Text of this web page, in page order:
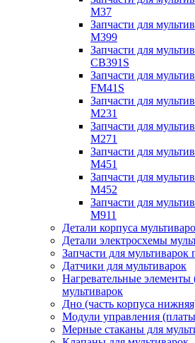
M37
Запчасти для
M399
Запчасти для
CB391S
Запчасти для
FM41S
Запчасти для
M231
Запчасти для
M271
Запчасти для
M451
Запчасти для
M452
Запчасти для
M911
Детали корпуса
Детали электросхемы
Запчасти для мультиварок
Датчики для мультиварок
Нагревательные
мультиварок
Дно (часть корпуса
Модули управления
Мерные стаканы для